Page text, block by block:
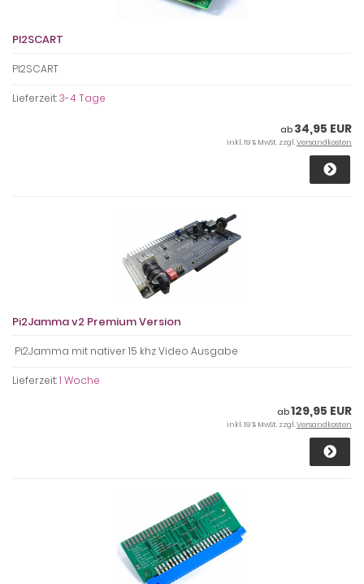
PI2SCART
PI2SCART
Lieferzeit:3-4 Tage
ab 34,95 EUR
inkl. 19 % MwSt. zzgl.Versandkosten
Pi2Jamma v2 Premium Version
Pi2Jamma mit nativer 15 khz Video Ausgabe
Lieferzeit:1 Woche
ab129,95 EUR
inkl. 19 % MwSt. zzgl.Versandkosten